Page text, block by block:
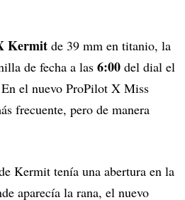
Kermit de 39 mm en titanio, la
de fecha a las 6:00 del dial el
el nuevo ProPilot X Miss
frecuente, pero de manera
Kermit tenía una abertura en la
aparecía la rana, el nuevo